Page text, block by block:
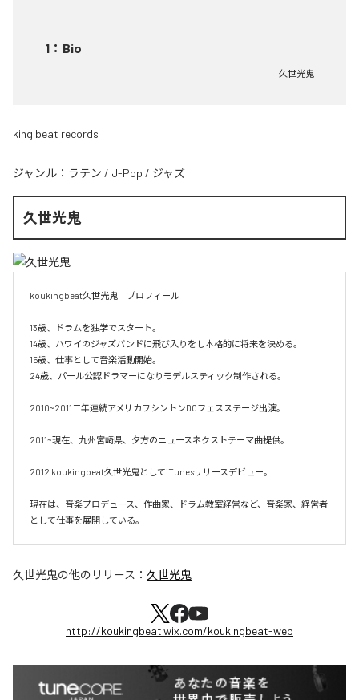
1 ： Bio
久世光鬼
king beat records
ジャンル： ラテン / J-Pop / ジャズ
久世光鬼
koukingbeat久世光鬼　プロフィール
13歳、ドラムを独学でスタート。
14歳、ハワイのジャズバンドに飛び入りをし本格的に将来を決める。
15歳、仕事として音楽活動開始。
24歳、パール公認ドラマーになりモデルスティック制作される。
2010~2011二年連続アメリカワシントンDCフェスステージ出演。
2011~現在、九州宮崎県、夕方のニュースネクストテーマ曲提供。
2012 koukingbeat久世光鬼としてiTunesリリースデビュー。
現在は、音楽プロデュース、作曲家、ドラム教室経営など、音楽家、経営者
として仕事を展開している。
久世光鬼の他のリリース： 久世光鬼
http://koukingbeat.wix.com/koukingbeat-web